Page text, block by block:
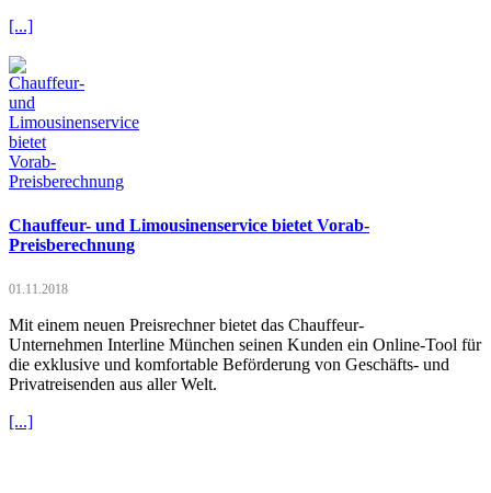
[...]
Chauffeur- und Limousinenservice bietet Vorab-
Preisberechnung
01.11.2018
Mit einem neuen Preisrechner bietet das Chauffeur-
Unternehmen Interline München seinen Kunden ein Online-Tool für
die exklusive und komfortable Beförderung von Geschäfts- und
Privatreisenden aus aller Welt.
[...]